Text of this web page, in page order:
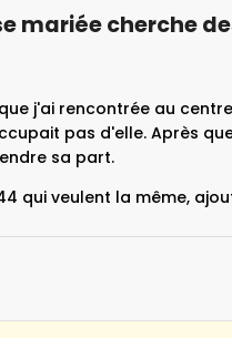
mariée cherche
j'ai rencontrée au
pas d'elle. Après
sa part.
qui veulent la même,